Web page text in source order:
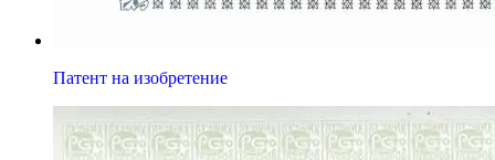
Патент на изобретение